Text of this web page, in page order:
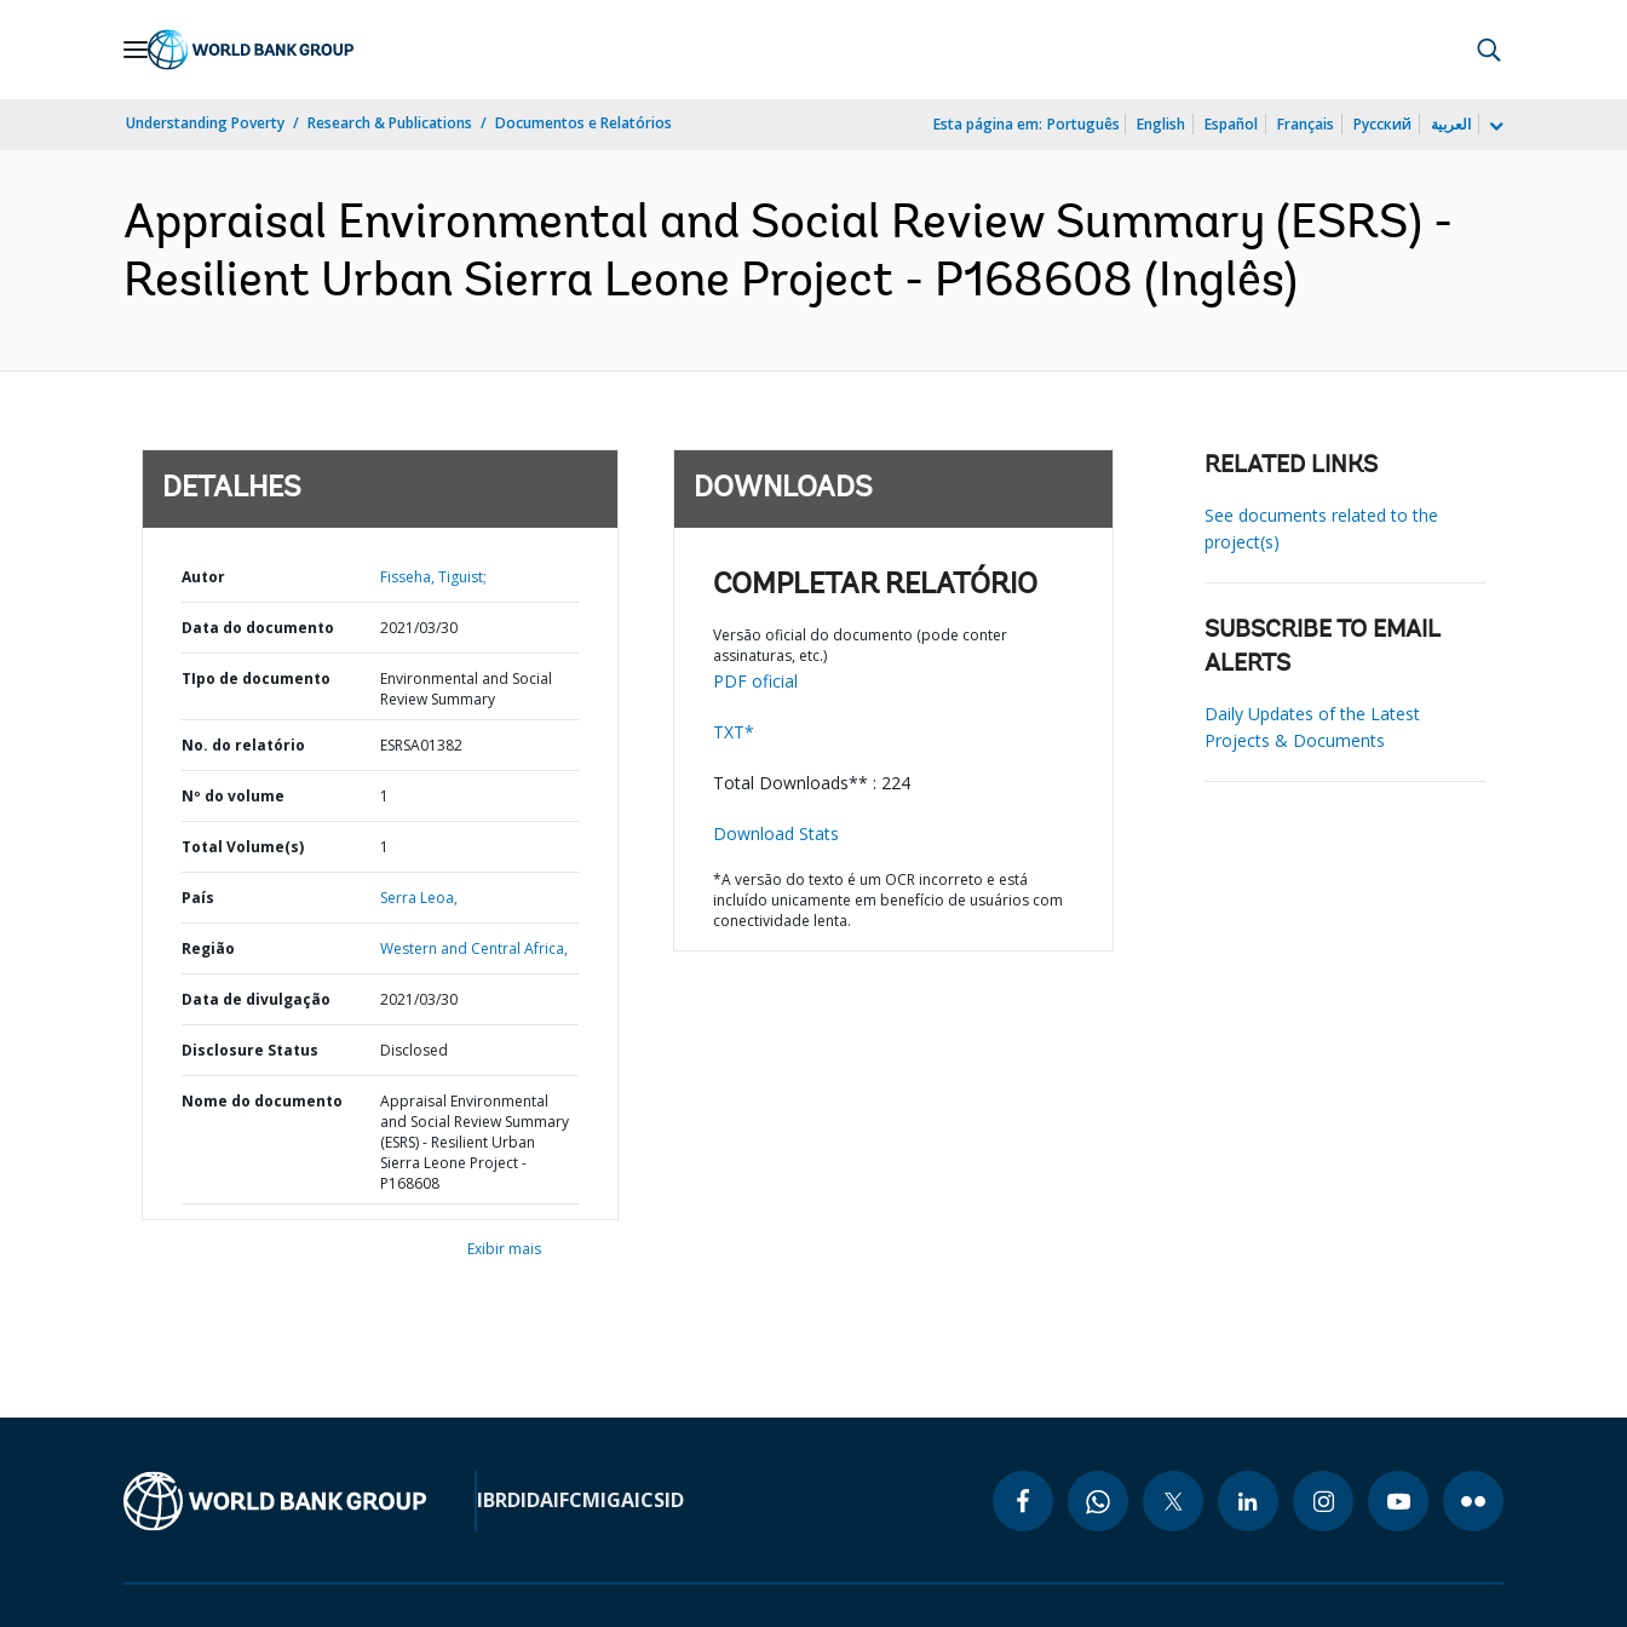
Understanding Poverty Research & Publications Documentos e Relatórios Esta página em: Português English Español Français Русский العربية
Appraisal Environmental and Social Review Summary (ESRS) -
Resilient Urban Sierra Leone Project - P168608 (Inglês)
DETALHES
Autor Fisseha, Tiguist;
Data do documento 2021/03/30
TIpo de documento
Environmental and Social
Review Summary
No. do relatório ESRSA01382
Nº do volume 1
Total Volume(s) 1
País Serra Leoa,
Região Western and Central Africa,
Data de divulgação 2021/03/30
Disclosure Status Disclosed
Nome do documento
Appraisal Environmental
and Social Review Summary
(ESRS) - Resilient Urban
Sierra Leone Project -
P168608
Exibir mais
DOWNLOADS
COMPLETAR RELATÓRIO
Versão oficial do documento (pode conter
assinaturas, etc.)
PDF oficial
TXT*
Total Downloads** : 224
Download Stats
*A versão do texto é um OCR incorreto e está
incluído unicamente em benefício de usuários com
conectividade lenta.
RELATED LINKS
See documents related to the
project(s)
SUBSCRIBE TO EMAIL
ALERTS
Daily Updates of the Latest
Projects & Documents
IBRDIDAIFCMIGAICSID